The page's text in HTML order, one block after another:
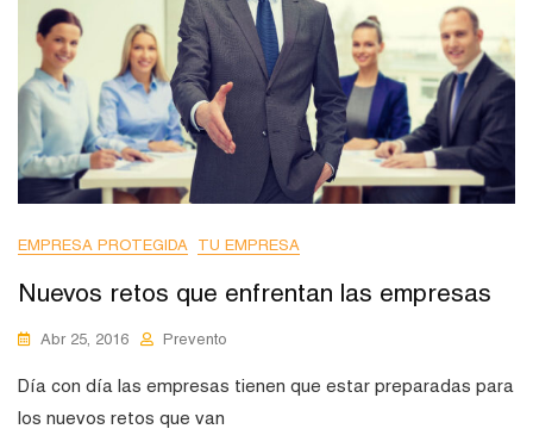
EMPRESA PROTEGIDA TU EMPRESA
Nuevos retos que enfrentan las empresas
Abr 25, 2016 Prevento
Día con día las empresas tienen que estar preparadas para
los nuevos retos que van